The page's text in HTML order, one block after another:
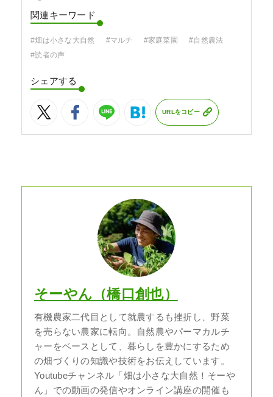
関連キーワード
#畑は小さな大自然 #マルチ #家庭菜園
#自然農法
#読者の声
シェアする
URLをコピー
そーやん（橋口創也）
有機農家二代目として就農するも挫折し、野菜
を売らない農家に転向。自然農やパーマカルチ
ャーをベースとして、暮らしを豊かにするため
の畑づくりの知識や技術をお伝えしています。
Youtubeチャンネル「畑は小さな大自然！そーや
ん」での動画の発信やオンライン講座の開催も